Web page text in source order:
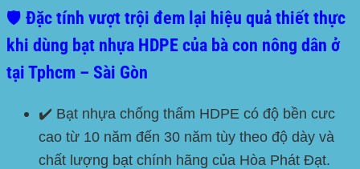
🛡️ Đặc tính vượt trội đem lại hiệu quả thiết thực
khi dùng bạt nhựa HDPE của bà con nông dân ở
tại Tphcm – Sài Gòn
✔️ Bạt nhựa chống thấm HDPE có độ bền cưc
cao từ 10 năm đến 30 năm tùy theo độ dày và
chất lượng bạt chính hãng của Hòa Phát Đạt.